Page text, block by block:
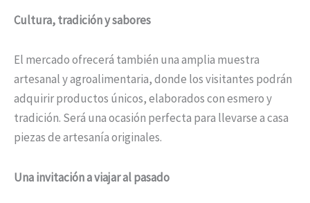
Cultura, tradición y sabores
El mercado ofrecerá también una amplia muestra
artesanal y agroalimentaria, donde los visitantes podrán
adquirir productos únicos, elaborados con esmero y
tradición. Será una ocasión perfecta para llevarse a casa
piezas de artesanía originales.
Una invitación a viajar al pasado